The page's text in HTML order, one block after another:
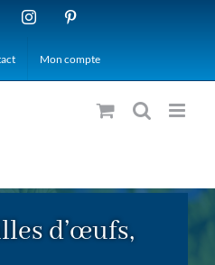
Instagram
Mon compte
d’œufs,